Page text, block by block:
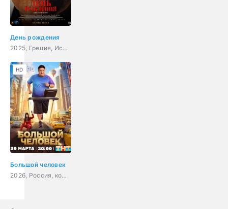
День рождения
2025, Греция, Испания, Великобритания, Нидерланды, драма
Большой человек
2026, Россия, комедия
HD